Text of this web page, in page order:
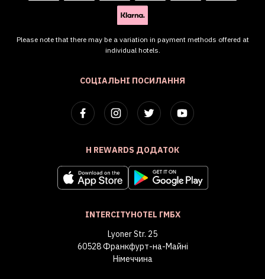
СОЦІАЛЬНІ ПОСИЛАННЯ
H REWARDS ДОДАТОК
INTERCITYHOTEL ГМБХ
Lyoner Str. 25
60528 Франкфурт-на-Майні
Німеччина
Please note that there may be a variation in payment methods offered at
individual hotels.